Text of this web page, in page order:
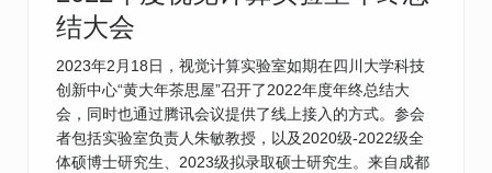
结大会
2023年2月18日，视觉计算实验室如期在四川大学科技
创新中心“黄大年茶思屋”召开了2022年度年终总结大
会，同时也通过腾讯会议提供了线上接入的方式。参会
者包括实验室负责人朱敏教授，以及2020级-2022级全
体硕博士研究生、2023级拟录取硕士研究生。来自成都